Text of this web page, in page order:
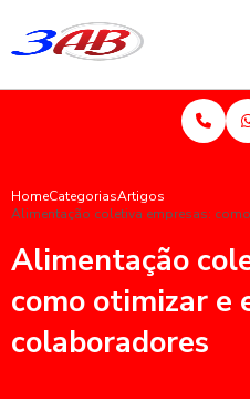
HomeCategoriasArtigos
Alimentação coletiva empresas:
Alimentação
como otimizar e
colaboradores